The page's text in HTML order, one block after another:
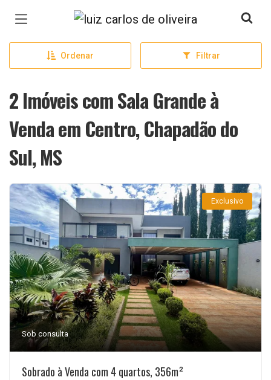
Página inicial
Ordenar Filtrar
2 Imóveis com Sala Grande à
Venda em Centro, Chapadão do
Sul, MS
Exclusivo
Sob consulta
Sobrado à Venda com 4 quartos, 356m²